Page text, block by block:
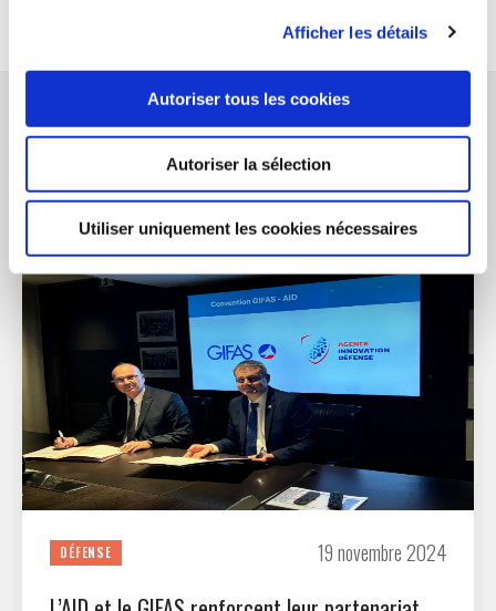
Afficher les détails
Autoriser tous les cookies
Autoriser la sélection
Utiliser uniquement les cookies nécessaires
VOUS AIMEREZ ÉGALEMENT
DÉFENSE 19 novembre 2024